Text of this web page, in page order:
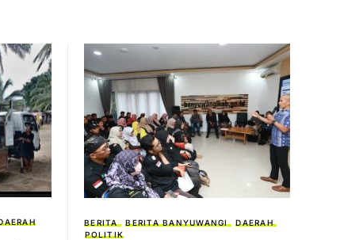
BERITA BERITA BANYUWANGI
DAERAH
POLITIK